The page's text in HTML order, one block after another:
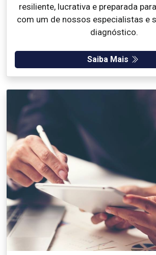
resiliente, lucrativa e preparada
com um de nossos especialistas e
diagnóstico.
Saiba Mais